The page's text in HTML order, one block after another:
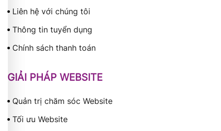
Liên hệ với chúng tôi
Thông tin tuyển dụng
Chính sách thanh toán
GIẢI PHÁP WEBSITE
Quản trị chăm sóc Website
Tối ưu Website